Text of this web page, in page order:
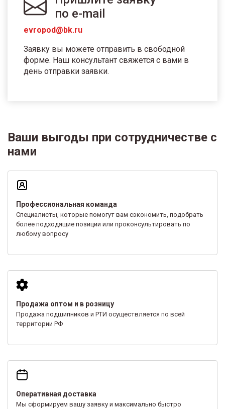
по e-mail
evropod@bk.ru
Заявку вы можете отправить в свободной
форме. Наш консультант свяжется с вами в
день отправки заявки.
Ваши выгоды при сотрудничестве с
нами
Профессиональная команда
Специалисты, которые помогут вам сэкономить, подобрать
более подходящие позиции или проконсультировать по
любому вопросу
Продажа оптом и в розницу
Продажа подшипников и РТИ осуществляется по всей
территории РФ
Оперативная доставка
Мы сформируем вашу заявку и максимально быстро